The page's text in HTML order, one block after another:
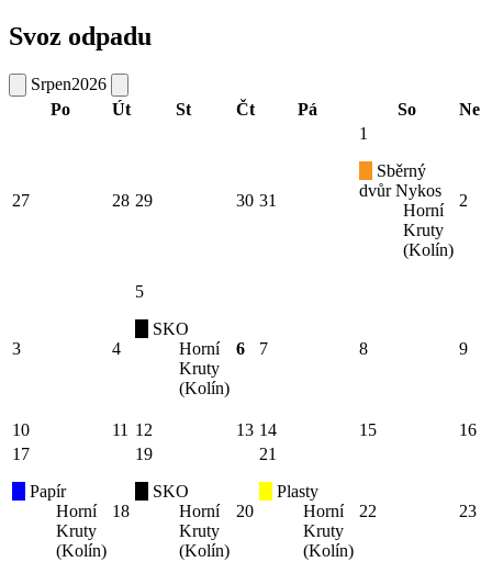
Svoz odpadu
Srpen2026
Po
Út St Čt Pá So Ne
27 28 29 30 31
1
Sběrný
dvůr Nykos
Horní
Kruty
(Kolín)
2
3 4
5
SKO
Horní
Kruty
(Kolín)
6 7 8 9
10 11 12 13 14 15
16
17
Papír
Horní
Kruty
(Kolín)
18
19
SKO
Horní
Kruty
(Kolín)
20
21
Plasty
Horní
Kruty
(Kolín)
22 23